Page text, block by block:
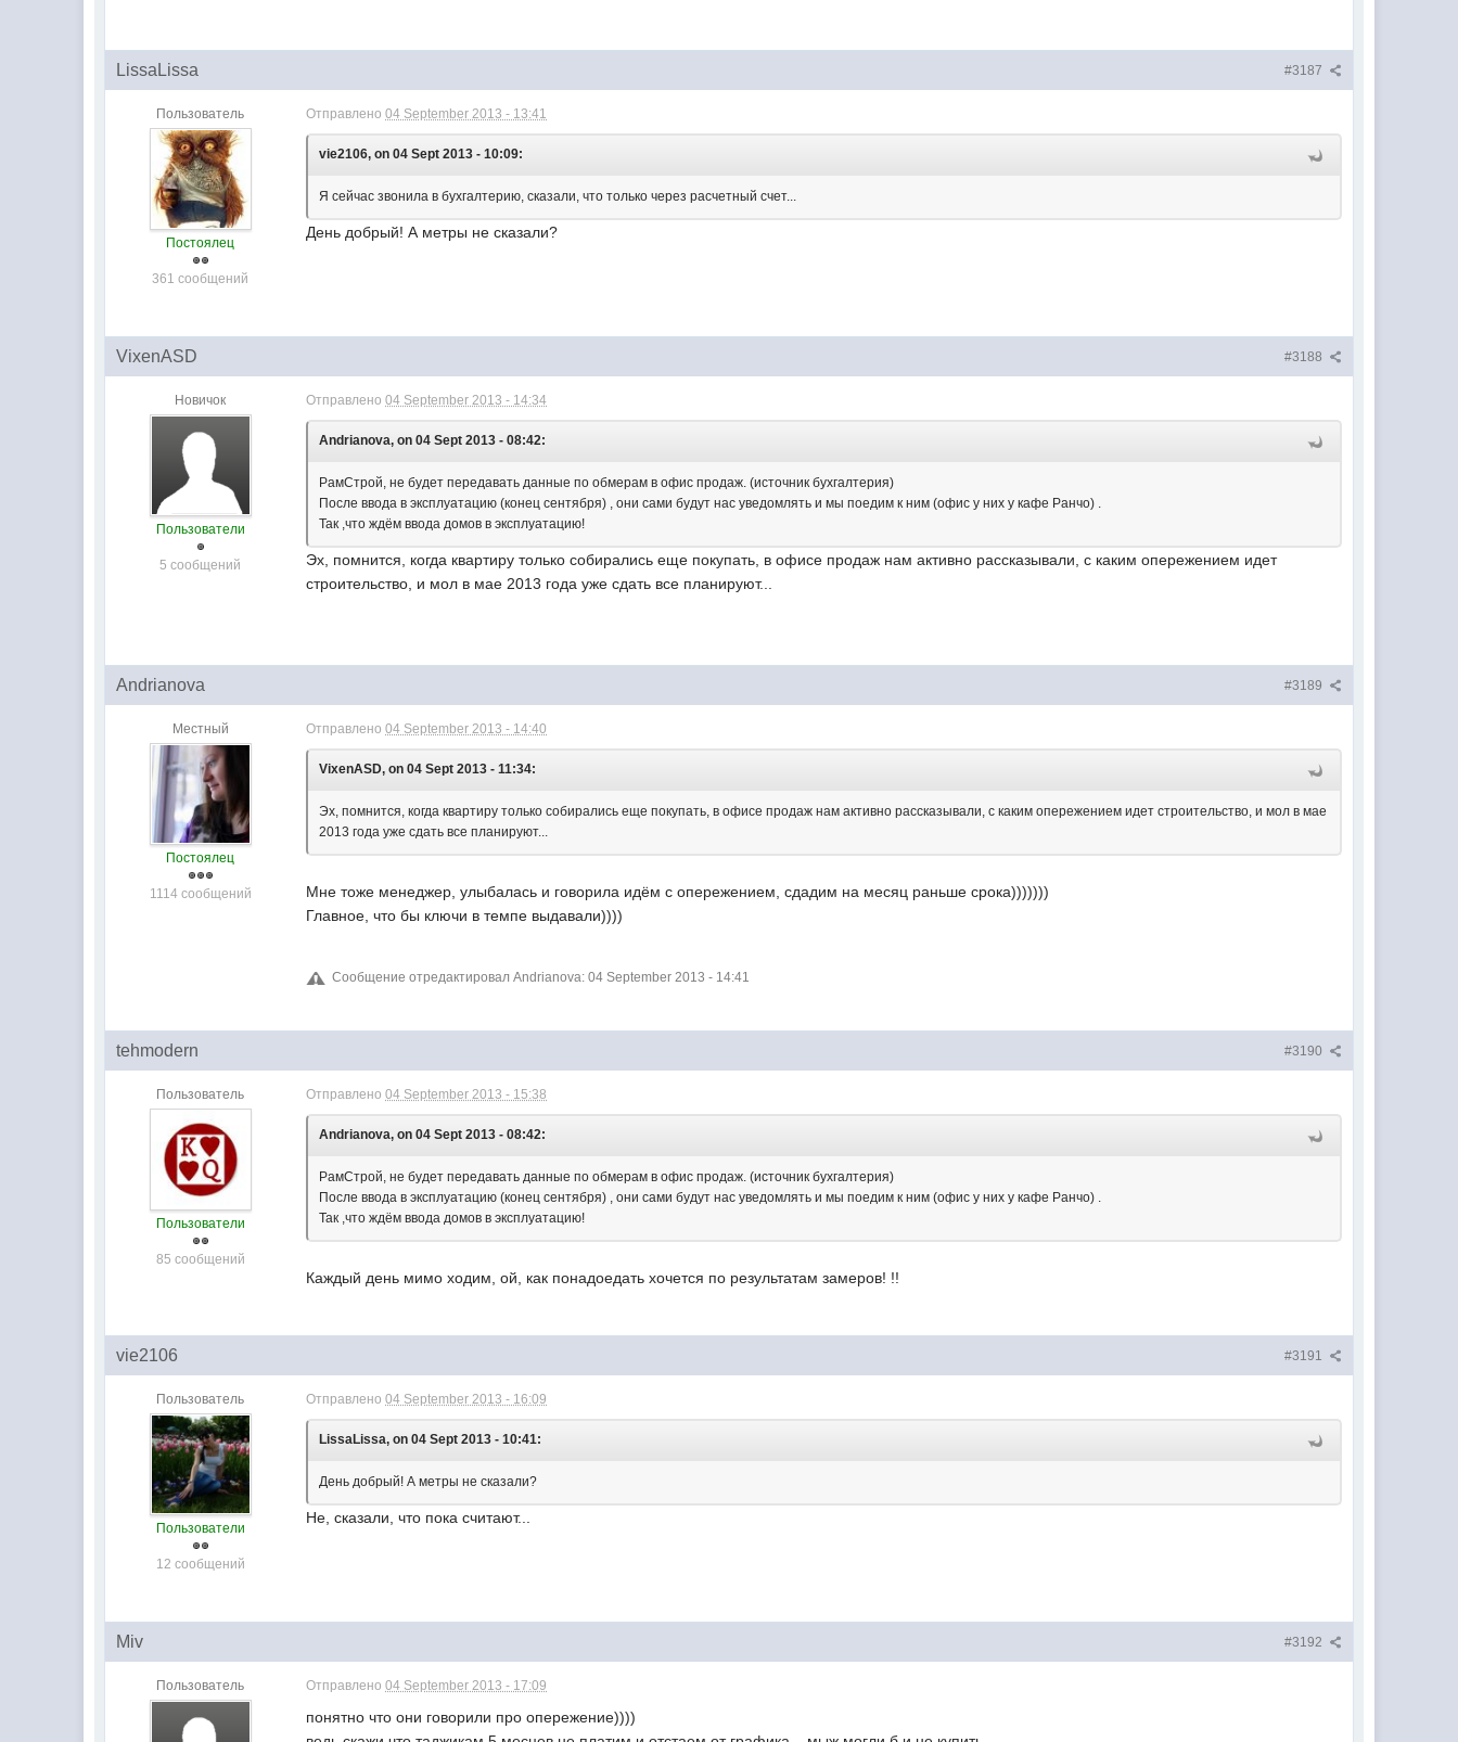
#3187
LissaLissa
Пользователь
Постоялец
361 сообщений
Отправлено04 September 2013 - 13:41
vie2106, on 04 Sept 2013 - 10:09:
Я сейчас звонила в бухгалтерию, сказали, что только через расчетный счет...
День добрый! А метры не сказали?
#3188
VixenASD
Новичок
Пользователи
5 сообщений
Отправлено04 September 2013 - 14:34
Andrianova, on 04 Sept 2013 - 08:42:
РамСтрой, не будет передавать данные по обмерам в офис продаж. (источник бухгалтерия)
После ввода в эксплуатацию (конец сентября) , они сами будут нас уведомлять и мы поедим к ним (офис у них у кафе Ранчо) .
Так ,что ждём ввода домов в эксплуатацию!
Эх, помнится, когда квартиру только собирались еще покупать, в офисе продаж нам активно рассказывали, с каким опережением идет
строительство, и мол в мае 2013 года уже сдать все планируют...
#3189
Andrianova
Местный
Постоялец
1114 сообщений
Отправлено04 September 2013 - 14:40
VixenASD, on 04 Sept 2013 - 11:34:
Эх, помнится, когда квартиру только собирались еще покупать, в офисе продаж нам активно рассказывали, с каким опережением идет строительство, и мол в мае
2013 года уже сдать все планируют...
Мне тоже менеджер, улыбалась и говорила идём с опережением, сдадим на месяц раньше срока)))))))
Главное, что бы ключи в темпе выдавали))))
Сообщение отредактировал Andrianova: 04 September 2013 - 14:41
#3190
tehmodern
Пользователь
Пользователи
85 сообщений
Отправлено04 September 2013 - 15:38
Andrianova, on 04 Sept 2013 - 08:42:
РамСтрой, не будет передавать данные по обмерам в офис продаж. (источник бухгалтерия)
После ввода в эксплуатацию (конец сентября) , они сами будут нас уведомлять и мы поедим к ним (офис у них у кафе Ранчо) .
Так ,что ждём ввода домов в эксплуатацию!
Каждый день мимо ходим, ой, как понадоедать хочется по результатам замеров! !!
#3191
vie2106
Пользователь
Пользователи
12 сообщений
Отправлено04 September 2013 - 16:09
LissaLissa, on 04 Sept 2013 - 10:41:
День добрый! А метры не сказали?
Не, сказали, что пока считают...
#3192
Miv
Пользователь Отправлено04 September 2013 - 17:09
понятно что они говорили про опережение))))